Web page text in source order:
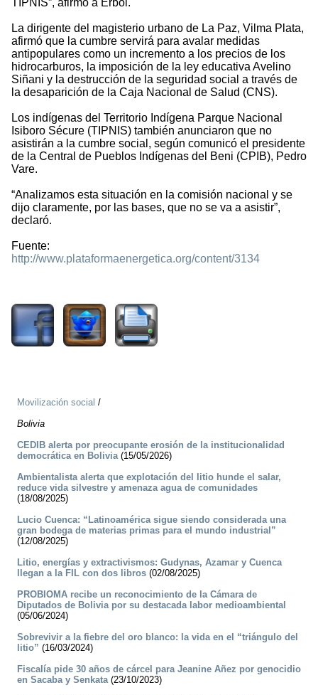
TIPNIS”, afirmó a Erbol.
La dirigente del magisterio urbano de La Paz, Vilma Plata,
afirmó que la cumbre servirá para avalar medidas
antipopulares como un incremento a los precios de los
hidrocarburos, la imposición de la ley educativa Avelino
Siñani y la destrucción de la seguridad social a través de
la desaparición de la Caja Nacional de Salud (CNS).
Los indígenas del Territorio Indígena Parque Nacional
Isiboro Sécure (TIPNIS) también anunciaron que no
asistirán a la cumbre social, según comunicó el presidente
de la Central de Pueblos Indígenas del Beni (CPIB), Pedro
Vare.
“Analizamos esta situación en la comisión nacional y se
dijo claramente, por las bases, que no se va a asistir”,
declaró.
Fuente:
http://www.plataformaenergetica.org/content/3134
Movilización social /
Bolivia
CEDIB alerta por preocupante erosión de la institucionalidad
democrática en Bolivia(15/05/2026)
Ambientalista alerta que explotación del litio hunde el salar,
reduce vida silvestre y amenaza agua de comunidades
(18/08/2025)
Lucio Cuenca: “Latinoamérica sigue siendo considerada una
gran bodega de materias primas para el mundo industrial”
(12/08/2025)
Litio, energías y extractivismos: Gudynas, Azamar y Cuenca
llegan a la FIL con dos libros (02/08/2025)
PROBIOMA recibe un reconocimiento de la Cámara de
Diputados de Bolivia por su destacada labor medioambiental
(05/06/2024)
Sobrevivir a la fiebre del oro blanco: la vida en el “triángulo del
litio” (16/03/2024)
Fiscalía pide 30 años de cárcel para Jeanine Añez por genocidio
en Sacaba y Senkata(23/10/2023)